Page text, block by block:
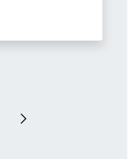
Prossima pagina